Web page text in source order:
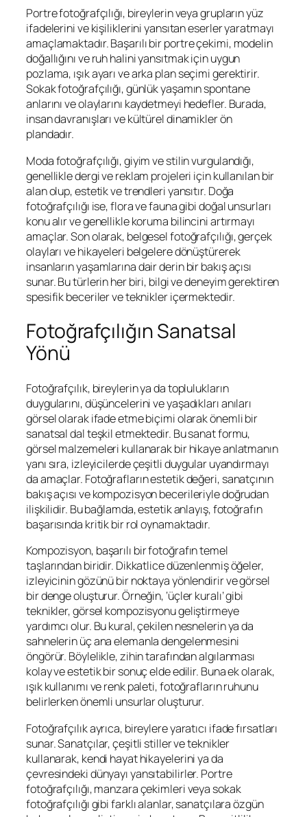
Portre fotoğrafçılığı, bireylerin veya grupların yüz
ifadelerini ve kişiliklerini yansıtan eserler yaratmayı
amaçlamaktadır. Başarılı bir portre çekimi, modelin
doğallığını ve ruh halini yansıtmak için uygun
pozlama, ışık ayarı ve arka plan seçimi gerektirir.
Sokak fotoğrafçılığı, günlük yaşamın spontane
anlarını ve olaylarını kaydetmeyi hedefler. Burada,
insan davranışları ve kültürel dinamikler ön
plandadır.
Moda fotoğrafçılığı, giyim ve stilin vurgulandığı,
genellikle dergi ve reklam projeleri için kullanılan bir
alan olup, estetik ve trendleri yansıtır. Doğa
fotoğrafçılığı ise, flora ve fauna gibi doğal unsurları
konu alır ve genellikle koruma bilincini artırmayı
amaçlar. Son olarak, belgesel fotoğrafçılığı, gerçek
olayları ve hikayeleri belgelere dönüştürerek
insanların yaşamlarına dair derin bir bakış açısı
sunar. Bu türlerin her biri, bilgi ve deneyim gerektiren
spesifik beceriler ve teknikler içermektedir.
Fotoğrafçılığın Sanatsal
Yönü
Fotoğrafçılık, bireylerin ya da toplulukların
duygularını, düşüncelerini ve yaşadıkları anıları
görsel olarak ifade etme biçimi olarak önemli bir
sanatsal dal teşkil etmektedir. Bu sanat formu,
görsel malzemeleri kullanarak bir hikaye anlatmanın
yanı sıra, izleyicilerde çeşitli duygular uyandırmayı
da amaçlar. Fotoğrafların estetik değeri, sanatçının
bakış açısı ve kompozisyon becerileriyle doğrudan
ilişkilidir. Bu bağlamda, estetik anlayış, fotoğrafın
başarısında kritik bir rol oynamaktadır.
Kompozisyon, başarılı bir fotoğrafın temel
taşlarından biridir. Dikkatlice düzenlenmiş öğeler,
izleyicinin gözünü bir noktaya yönlendirir ve görsel
bir denge oluşturur. Örneğin, ‘üçler kuralı’ gibi
teknikler, görsel kompozisyonu geliştirmeye
yardımcı olur. Bu kural, çekilen nesnelerin ya da
sahnelerin üç ana elemanla dengelenmesini
öngörür. Böylelikle, zihin tarafından algılanması
kolay ve estetik bir sonuç elde edilir. Buna ek olarak,
ışık kullanımı ve renk paleti, fotoğrafların ruhunu
belirlerken önemli unsurlar oluşturur.
Fotoğrafçılık ayrıca, bireylere yaratıcı ifade fırsatları
sunar. Sanatçılar, çeşitli stiller ve teknikler
kullanarak, kendi hayat hikayelerini ya da
çevresindeki dünyayı yansıtabilirler. Portre
fotoğrafçılığı, manzara çekimleri veya sokak
fotoğrafçılığı gibi farklı alanlar, sanatçılara özgün